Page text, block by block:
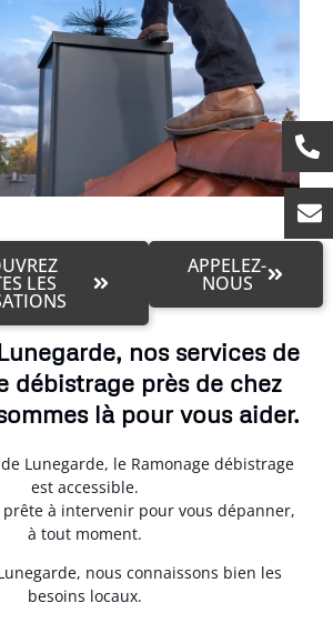
LES
APPELEZ-
NOUS
nos services de
débistrage près de chez
là pour vous aider.
de Lunegarde, le Ramonage débistrage
est accessible.
à intervenir pour vous dépanner,
à tout moment.
nous connaissons bien les
besoins locaux.